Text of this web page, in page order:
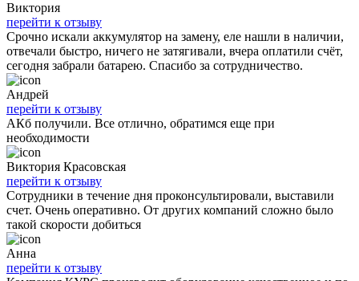
Виктория
перейти к отзыву
Срочно искали аккумулятор на замену, еле нашли в наличии,
отвечали быстро, ничего не затягивали, вчера оплатили счёт,
сегодня забрали батарею. Спасибо за сотрудничество.
Андрей
перейти к отзыву
АКб получили. Все отлично, обратимся еще при
необходимости
Виктория Красовская
перейти к отзыву
Сотрудники в течение дня проконсультировали, выставили
счет. Очень оперативно. От других компаний сложно было
такой скорости добиться
Анна
перейти к отзыву